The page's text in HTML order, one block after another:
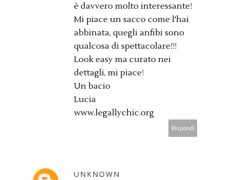
è davvero molto interessante!
Mi piace un sacco come l'hai
abbinata, quegli anfibi sono
qualcosa di spettacolare!!!
Look easy ma curato nei
dettagli, mi piace!
Un bacio
Lucia
www.legallychic.org
Rispondi
UNKNOWN